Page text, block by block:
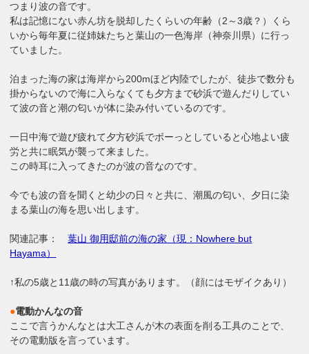
つまり波の音です。
私は記憶にない赤ん坊を脱却したくらいの年齢（2～3歳？）くら
いから毎年夏に従姉妹たちと葉山の一色海岸（神奈川県）に行っ
ていました。
泊まった海の家は海岸から200mほど内陸でしたが、徒歩で数分も
掛からないので海に入らなくても夕方まで砂浜で遊んだりしてい
て波の音と潮の匂いが体に染み付いているのです。
一日中海で遊び疲れて夕方砂浜でボーっとしていると心地よい疲
労と共に眠気が襲って来ました。
この時耳に入ってきたのが波の音なのです。
今でも波の音を聞くと幼少の日々と共に、潮風の匂い、夕日に染
まる葉山の海を思い出します。
関連記事：葉山 御用邸前の海の家（現：Nowhere but
Hayama）
↑私の5歳と11歳の時の写真があります。（顔にはモザイクあり）
●電動かんなの音
ここで言うかんなとは大工さんが木の表面を削る工具のことで、
その電動版を言っています。